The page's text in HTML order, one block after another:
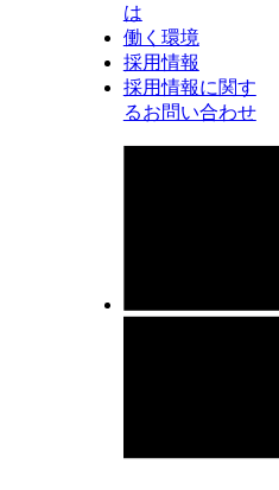
は
働く環境
採用情報
採用情報に関す
るお問い合わせ